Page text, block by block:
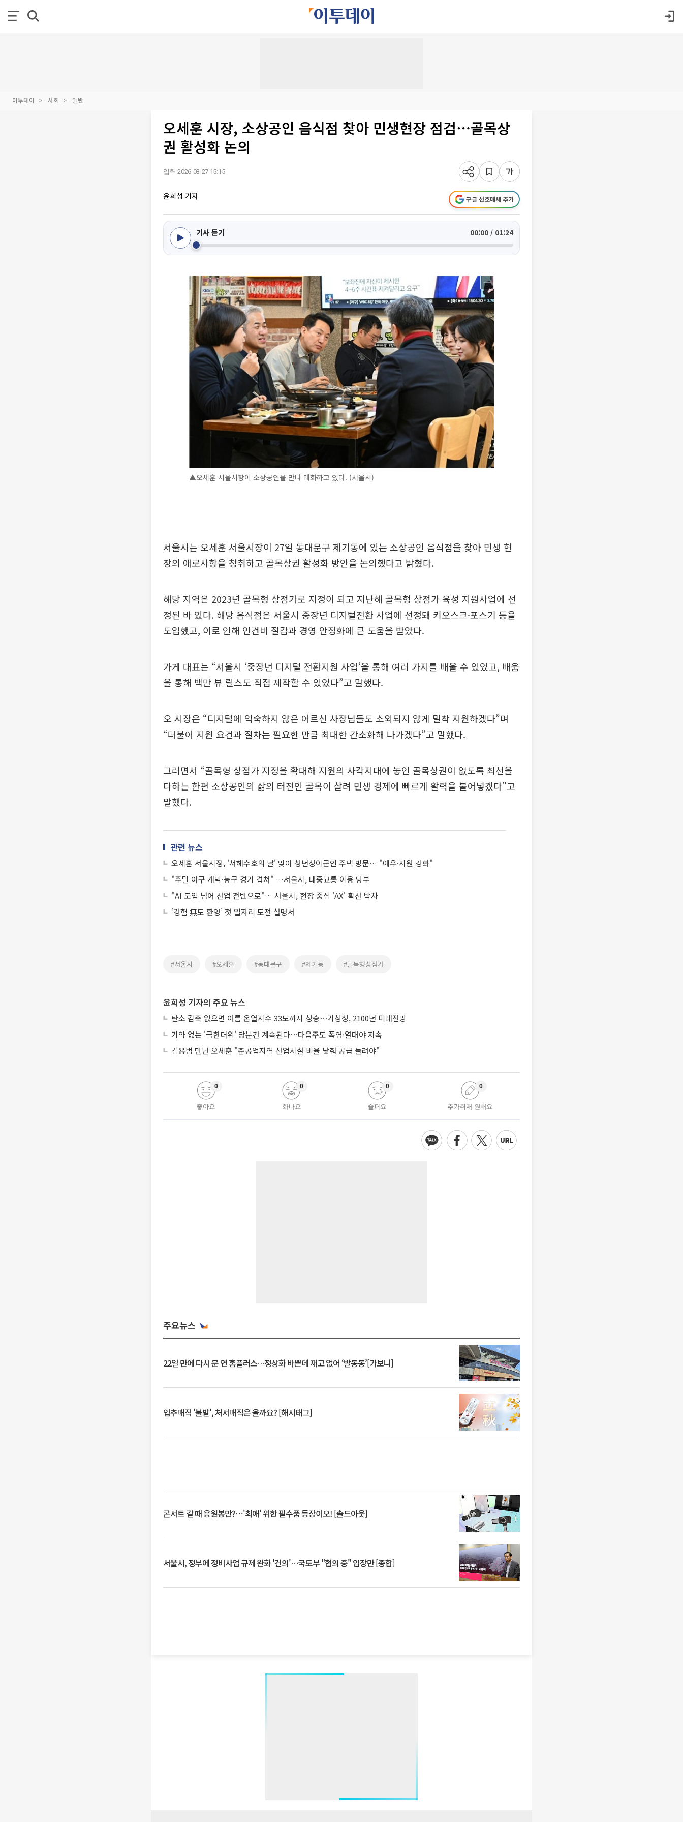
이투데이 사회 일반
오세훈 시장, 소상공인 음식점 찾아 민생현장 점검⋯골목상
권 활성화 논의
입력 2026-03-27 15:15
윤희성 기자 구글 선호매체 추가
기사 듣기 00:00 / 01:24
▲오세훈 서울시장이 소상공인을 만나 대화하고 있다. (서울시)
서울시는 오세훈 서울시장이 27일 동대문구 제기동에 있는 소상공인 음식점을 찾아 민생 현
장의 애로사항을 청취하고 골목상권 활성화 방안을 논의했다고 밝혔다.
해당 지역은 2023년 골목형 상점가로 지정이 되고 지난해 골목형 상점가 육성 지원사업에 선
정된 바 있다. 해당 음식점은 서울시 중장년 디지털전환 사업에 선정돼 키오스크·포스기 등을
도입했고, 이로 인해 인건비 절감과 경영 안정화에 큰 도움을 받았다.
가게 대표는 “서울시 ‘중장년 디지털 전환지원 사업’을 통해 여러 가지를 배울 수 있었고, 배움
을 통해 백만 뷰 릴스도 직접 제작할 수 있었다”고 말했다.
오 시장은 “디지털에 익숙하지 않은 어르신 사장님들도 소외되지 않게 밀착 지원하겠다”며
“더불어 지원 요건과 절차는 필요한 만큼 최대한 간소화해 나가겠다”고 말했다.
그러면서 “골목형 상점가 지정을 확대해 지원의 사각지대에 놓인 골목상권이 없도록 최선을
다하는 한편 소상공인의 삶의 터전인 골목이 살려 민생 경제에 빠르게 활력을 불어넣겠다”고
말했다.
관련 뉴스
오세훈 서울시장, '서해수호의 날' 맞아 청년상이군인 주택 방문… "예우·지원 강화"
"주말 야구 개막·농구 경기 겹쳐" …서울시, 대중교통 이용 당부
"AI 도입 넘어 산업 전반으로"… 서울시, 현장 중심 'AX' 확산 박차
‘경험 無도 환영’ 첫 일자리 도전 설명서
#서울시 #오세훈 #동대문구 #제기동 #골목형상점가
윤희성 기자의 주요 뉴스
탄소 감축 없으면 여름 온열지수 33도까지 상승⋯기상청, 2100년 미래전망
기약 없는 '극한더위' 당분간 계속된다⋯다음주도 폭염·열대야 지속
김용범 만난 오세훈 "준공업지역 산업시설 비율 낮춰 공급 늘려야"
좋아요
0
화나요
0
슬퍼요
0
추가취재 원해요
0
주요뉴스
22일 만에 다시 문 연 홈플러스…정상화 바쁜데 재고 없어 ‘발동동’[가보니]
입추매직 '불발', 처서매직은 올까요? [해시태그]
콘서트 갈 때 응원봉만?⋯'최애' 위한 필수품 등장이오! [솔드아웃]
서울시, 정부에 정비사업 규제 완화 '건의'⋯국토부 "협의 중" 입장만 [종합]